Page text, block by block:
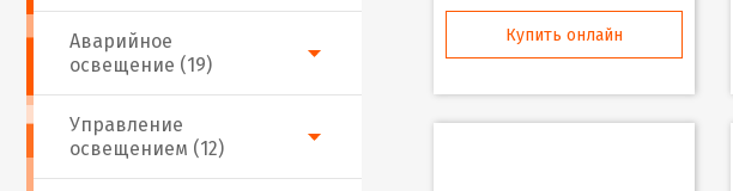
Аварийное
освещение (19)
Управление
освещением (12)
Купить онлайн